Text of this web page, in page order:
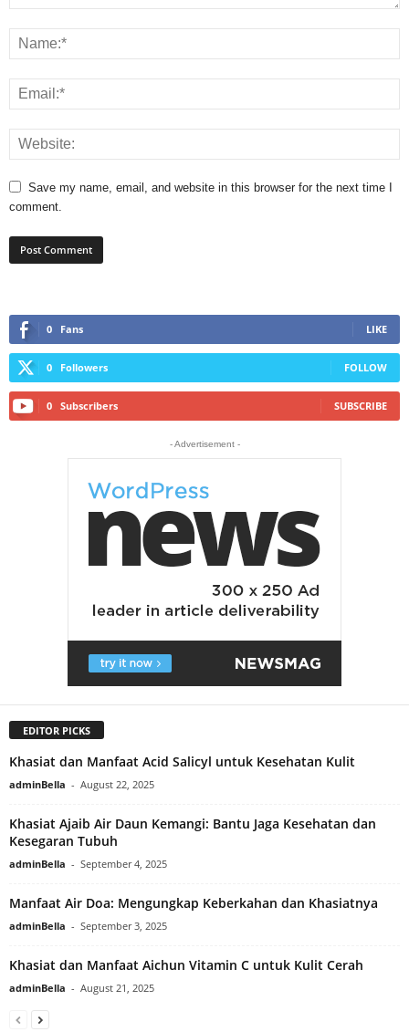
Save my name, email, and website in this browser for the next time I
comment.
0 Fans LIKE
0 Followers FOLLOW
0 Subscribers SUBSCRIBE
- Advertisement -
EDITOR PICKS
Khasiat dan Manfaat Acid Salicyl untuk Kesehatan Kulit
adminBella - August 22, 2025
Khasiat Ajaib Air Daun Kemangi: Bantu Jaga Kesehatan dan
Kesegaran Tubuh
adminBella - September 4, 2025
Manfaat Air Doa: Mengungkap Keberkahan dan Khasiatnya
adminBella - September 3, 2025
Khasiat dan Manfaat Aichun Vitamin C untuk Kulit Cerah
adminBella - August 21, 2025